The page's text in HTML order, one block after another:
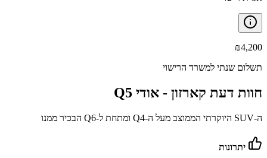
₪4,200
תשלום שנתי למשרד הרישוי
חוות דעת קארזון - אודי Q5
ה-SUV היוקרתי הממוצב מעל ה-Q4 ומתחת ל-Q6 הבכיר ממנו
יתרונות